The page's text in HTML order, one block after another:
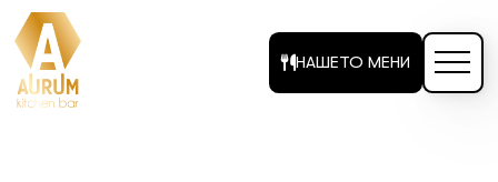
НАШЕТО МЕНИ